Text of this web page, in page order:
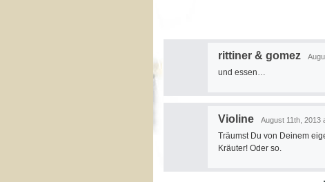
rittiner & gomez
und essen…
Violine August 11th, 2013
Träumst Du von Deinem
Kräuter! Oder so.